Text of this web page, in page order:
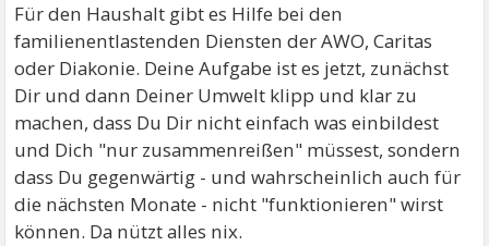
Für den Haushalt gibt es Hilfe bei den
familienentlastenden Diensten der AWO, Caritas
oder Diakonie. Deine Aufgabe ist es jetzt, zunächst
Dir und dann Deiner Umwelt klipp und klar zu
machen, dass Du Dir nicht einfach was einbildest
und Dich "nur zusammenreißen" müssest, sondern
dass Du gegenwärtig - und wahrscheinlich auch für
die nächsten Monate - nicht "funktionieren" wirst
können. Da nützt alles nix.